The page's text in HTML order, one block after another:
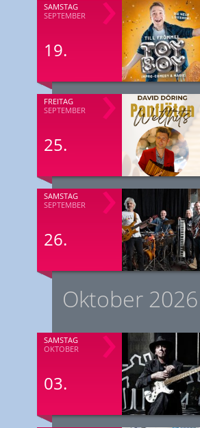
SAMSTAG
SEPTEMBER
19.
FREITAG
SEPTEMBER
25.
SAMSTAG
SEPTEMBER
26.
Oktober 2026
SAMSTAG
OKTOBER
03.